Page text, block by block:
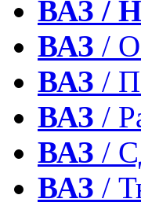
ВАЗ /
ВАЗ /
ВАЗ /
ВАЗ /
ВАЗ /
ВАЗ /